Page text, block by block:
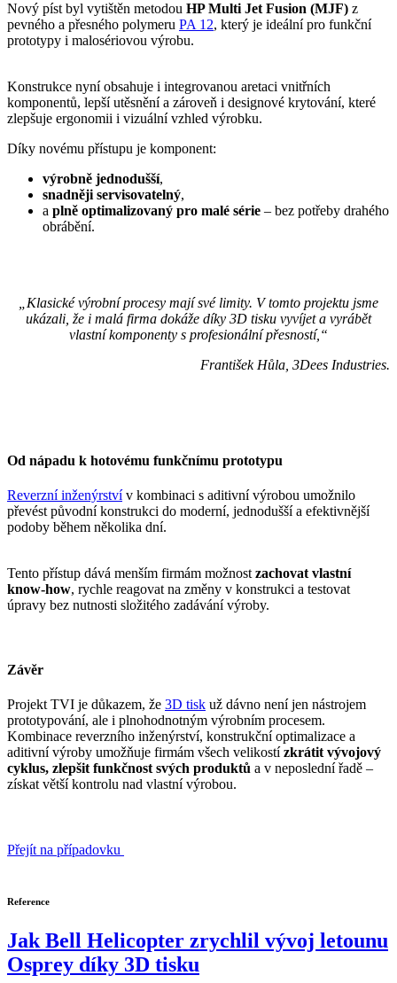
Nový píst byl vytištěn metodou HP Multi Jet Fusion (MJF) z
pevného a přesného polymeru PA 12, který je ideální pro funkční
prototypy i malosériovou výrobu.
Konstrukce nyní obsahuje i integrovanou aretaci vnitřních
komponentů, lepší utěsnění a zároveň i designové krytování, které
zlepšuje ergonomii i vizuální vzhled výrobku.
Díky novému přístupu je komponent:
výrobně jednodušší,
snadněji servisovatelný,
a plně optimalizovaný pro malé série – bez potřeby drahého
obrábění.
„Klasické výrobní procesy mají své limity. V tomto projektu jsme
ukázali, že i malá firma dokáže díky 3D tisku vyvíjet a vyrábět
vlastní komponenty s profesionální přesností,“
František Hůla, 3Dees Industries.
Od nápadu k hotovému funkčnímu prototypu
Reverzní inženýrstvív kombinaci s aditivní výrobou umožnilo
převést původní konstrukci do moderní, jednodušší a efektivnější
podoby během několika dní.
Tento přístup dává menším firmám možnost zachovat vlastní
know-how, rychle reagovat na změny v konstrukci a testovat
úpravy bez nutnosti složitého zadávání výroby.
Závěr
Projekt TVI je důkazem, že 3D tisk už dávno není jen nástrojem
prototypování, ale i plnohodnotným výrobním procesem.
Kombinace reverzního inženýrství, konstrukční optimalizace a
aditivní výroby umožňuje firmám všech velikostízkrátit vývojový
cyklus, zlepšit funkčnost svých produktů a v neposlední řadě –
získat větší kontrolu nad vlastní výrobou.
Přejít na případovku
Reference
Jak Bell Helicopter zrychlil vývoj letounu
Osprey díky 3D tisku